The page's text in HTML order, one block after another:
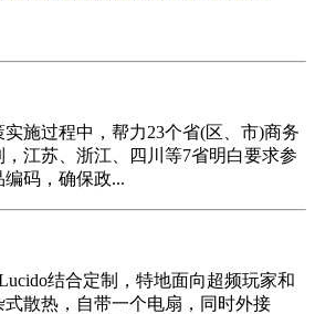
施过程中，帮力23个省(区、市)商务
江苏、浙江、四川等7省明白要求参
码，确保政...
结合定制，特地面向超频玩家和
散热，自带一个电扇，同时外接